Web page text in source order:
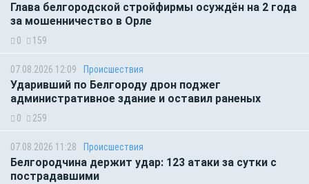
Глава белгородской стройфирмы осуждён на 2 года
за мошенничество в Орле
0 159
07.08.2026 12:09 Происшествия
Ударивший по Белгороду дрон поджег
административное здание и оставил раненых
0 259
07.08.2026 11:28 Происшествия
Белгородчина держит удар: 123 атаки за сутки с
пострадавшими